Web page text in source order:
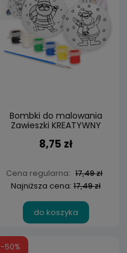
Bombki do malowania
Zawieszki KREATYWNY
Bombek
8,75 zł
Cena regularna: 17,49 zł
Najniższa cena: 17,49 zł
do koszyka
-50%